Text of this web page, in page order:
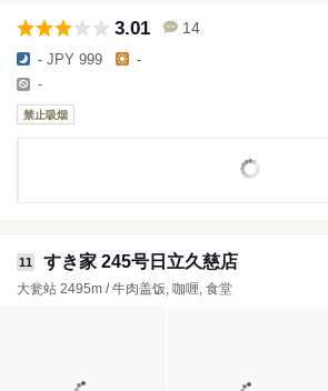
3.01 14
- JPY 999 -
-
禁止吸烟
11 すき家 245号日立久慈店
大瓮站 2495m / 牛肉盖饭, 咖喱, 食堂